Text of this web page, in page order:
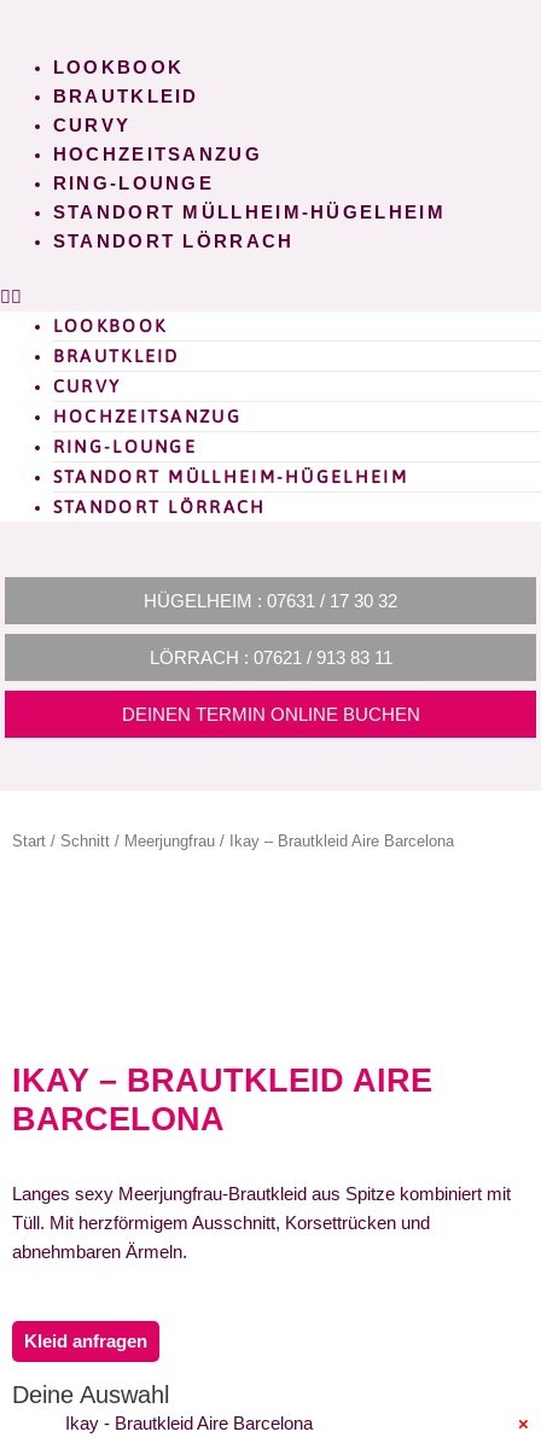
springenLOOKBOOK
BRAUTKLEID
CURVY
HOCHZEITSANZUG
RING-LOUNGE
STANDORT MÜLLHEIM-HÜGELHEIM
STANDORT LÖRRACH
LOOKBOOK
BRAUTKLEID
CURVY
HOCHZEITSANZUG
RING-LOUNGE
STANDORT MÜLLHEIM-HÜGELHEIM
STANDORT LÖRRACH
HÜGELHEIM : 07631 / 17 30 32
LÖRRACH : 07621 / 913 83 11
DEINEN TERMIN ONLINE BUCHEN
Start / Schnitt / Meerjungfrau / Ikay – Brautkleid Aire Barcelona
IKAY – BRAUTKLEID AIRE
BARCELONA
Langes sexy Meerjungfrau-Brautkleid aus Spitze kombiniert mit
Tüll. Mit herzförmigem Ausschnitt, Korsettrücken und
abnehmbaren Ärmeln.
Kleid anfragen
Deine Auswahl
Ikay - Brautkleid Aire Barcelona ×